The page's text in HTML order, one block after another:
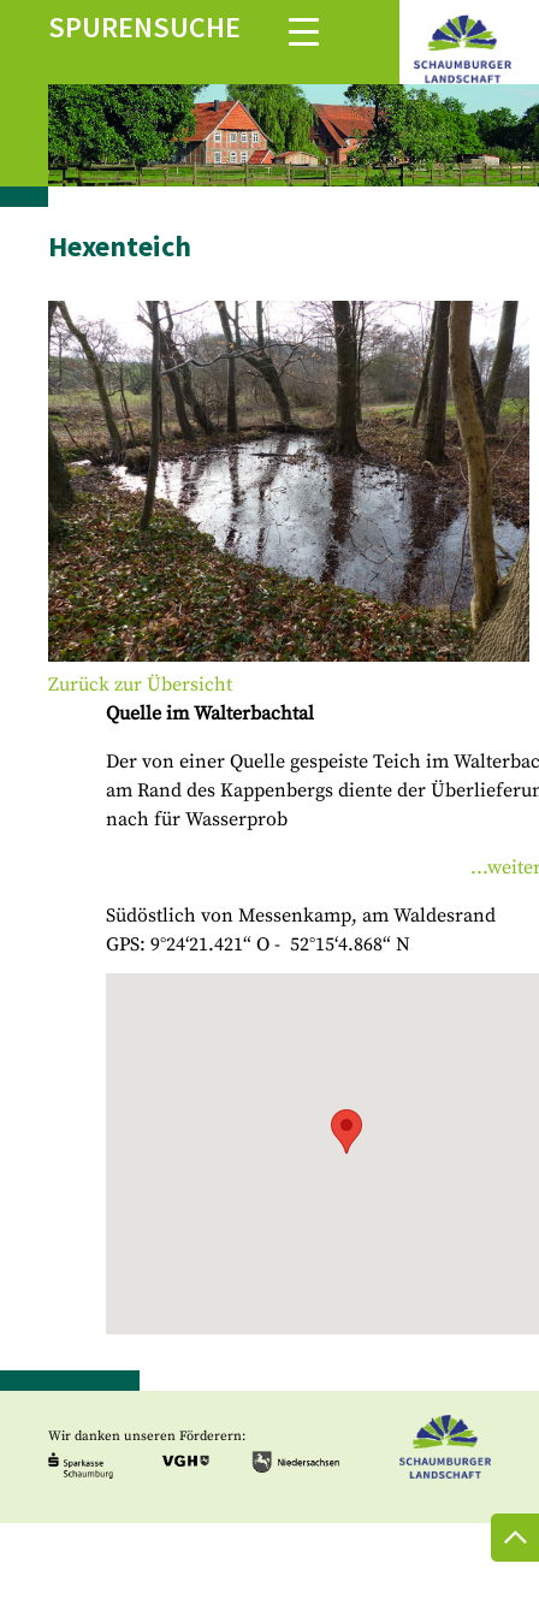
SPURENSUCHE
Hexenteich
Zurück zur Übersicht
Quelle im Walterbachtal
Der von einer Quelle gespeiste Teich im
am Rand des Kappenbergs diente der
nach für Wasserprob
Südöstlich von Messenkamp, am Waldesrand
GPS: 9°24‘21.421“ O - 52°15‘4.868“ N
Wir danken unseren Förderern: